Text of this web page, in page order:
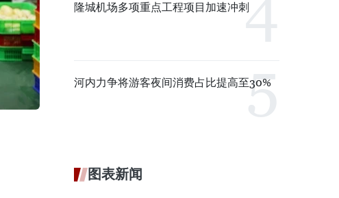
隆城机场多项重点工程项目加速冲刺
河内力争将游客夜间消费占比提高至30%
图表新闻